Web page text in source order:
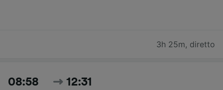
3h 25m, diretto
08:58 12:31